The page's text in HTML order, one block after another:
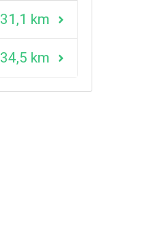
31,1 km
34,5 km